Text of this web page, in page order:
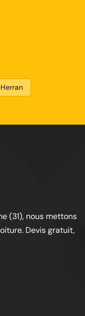
(31), nous mettons
Devis gratuit,